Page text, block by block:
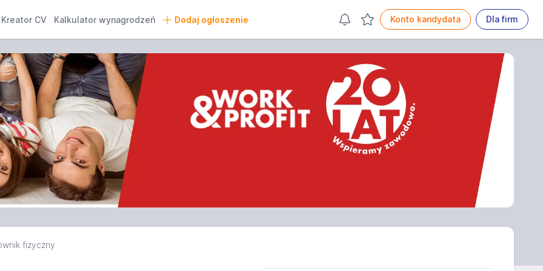
Kreator CV Kalkulator wynagrodzeń Dodaj ogłoszenie Konto kandydata Dla firm
fizyczny